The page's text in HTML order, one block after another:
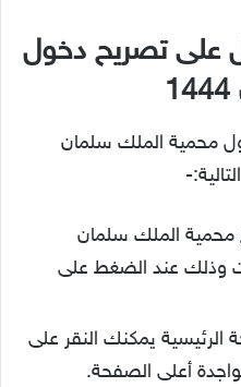
على تصريح دخول
محمية الملك سلمان
محمية الملك سلمان
وذلك عند الضغط على
يمكنك النقر على
أعلى الصفحة.